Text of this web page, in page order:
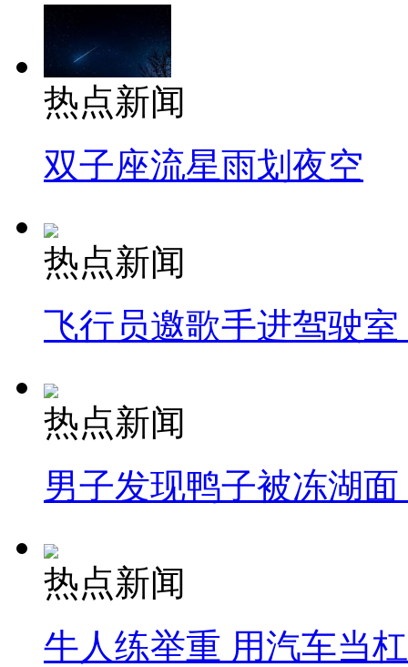
热点新闻
双子座流星雨划夜空
热点新闻
飞行员邀歌手进驾驶
热点新闻
男子发现鸭子被冻湖
热点新闻
牛人练举重 用汽车当